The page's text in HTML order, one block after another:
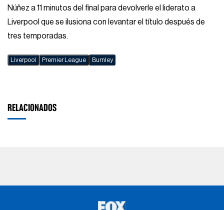
Núñez a 11 minutos del final para devolverle el liderato a
Liverpool que se ilusiona con levantar el título después de
tres temporadas.
Liverpool Premier League Burnley
RELACIONADOS